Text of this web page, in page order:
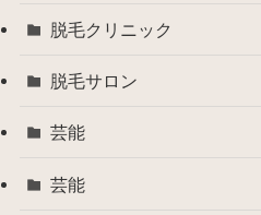
脱毛クリニック
脱毛サロン
芸能
芸能